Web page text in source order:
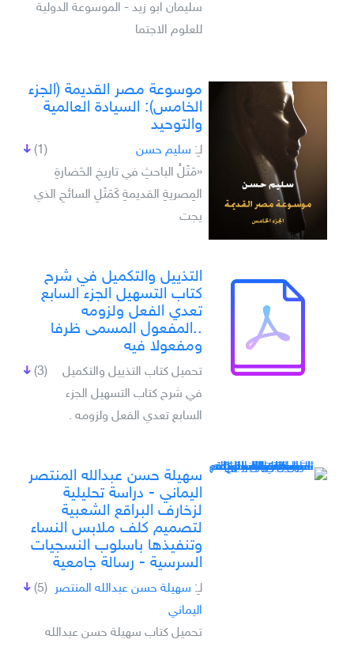
سليمان ابو زيد - الموسوعة الدولية
للعلوم الاجتما
موسوعة مصر القديمة (الجزء
الخامس): السيادة العالمية
والتوحيد
(1) لـِ: سليم حسن
«مَثَلُ الباحثِ في تاريخِ الحَضارةِ
المِصريةِ القديمةِ كَمَثَلِ السائحِ الذي
يجت
التذييل والتكميل في شرح
كتاب التسهيل الجزء السابع
تعدي الفعل ولزومه
..المفعول المسمى ظرفا
ومفعولا فيه
(3)
تحميل كتاب التذييل والتكميل
في شرح كتاب التسهيل الجزء
السابع تعدي الفعل ولزومه .
سهيلة حسن عبدالله المنتصر
اليماني - دراسة تحليلية
لزخارف البراقع الشعبية
لتصميم كلف ملابس النساء
وتنفيذها باسلوب النسجيات
السرسية - رسالة جامعية
(5) لـِ: سهيلة حسن عبدالله المنتصر
اليماني
تحميل كتاب سهيلة حسن عبدالله